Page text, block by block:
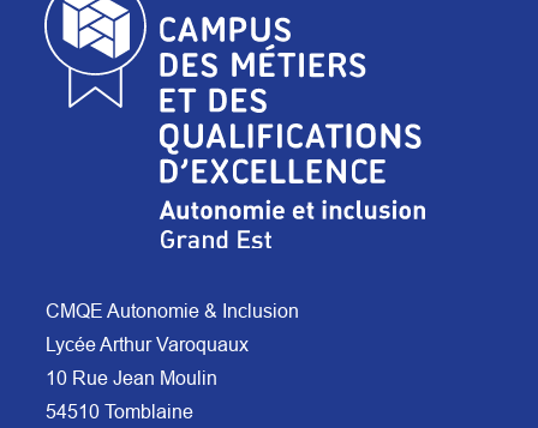
CMQE Autonomie & Inclusion
Lycée Arthur Varoquaux
10 Rue Jean Moulin
54510 Tomblaine